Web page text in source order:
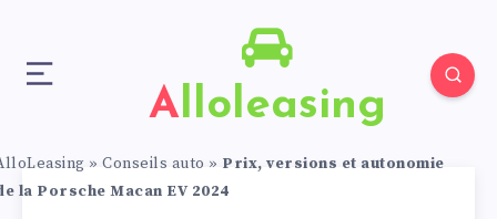
Alloleasing
» Conseils auto » Prix, versions et autonomie
la Porsche Macan EV 2024